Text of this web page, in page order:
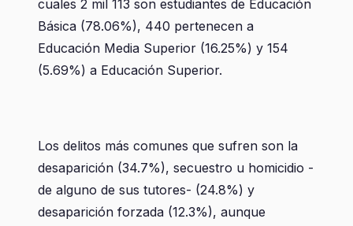
cuales 2 mil 113 son estudiantes de Educación
Básica (78.06%), 440 pertenecen a
Educación Media Superior (16.25%) y 154
(5.69%) a Educación Superior.
Los delitos más comunes que sufren son la
desaparición (34.7%), secuestro u homicidio -
de alguno de sus tutores- (24.8%) y
desaparición forzada (12.3%), aunque